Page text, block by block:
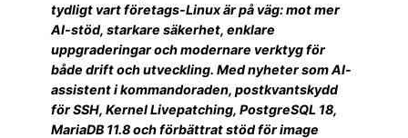
tydligt vart företags-Linux är på väg: mot mer
AI-stöd, starkare säkerhet, enklare
uppgraderingar och modernare verktyg för
både drift och utveckling. Med nyheter som AI-
assistent i kommandoraden, postkvantskydd
för SSH, Kernel Livepatching, PostgreSQL 18,
MariaDB 11.8 och förbättrat stöd för image